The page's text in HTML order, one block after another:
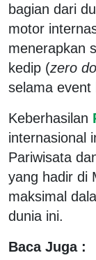
bagian dari
motor
menerapkan
kedip (zero
selama event
Keberhasilan
internasional
Pariwisata
yang hadir di
maksimal
dunia ini.
Baca Juga :